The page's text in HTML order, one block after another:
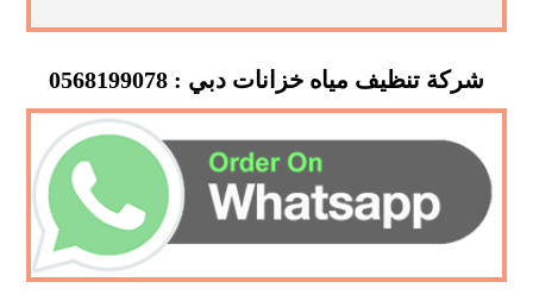
شركة تنظيف مياه خزانات دبي : 0568199078